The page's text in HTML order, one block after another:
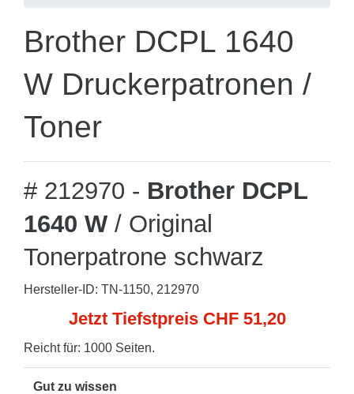
Brother DCPL 1640
W Druckerpatronen /
Toner
# 212970 - Brother DCPL
1640 W / Original
Tonerpatrone schwarz
Hersteller-ID: TN-1150, 212970
Jetzt Tiefstpreis CHF 51,20
Reicht für: 1000 Seiten.
Gut zu wissen